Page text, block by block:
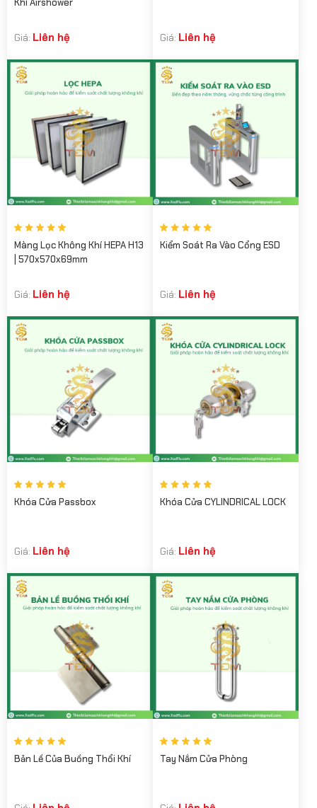
Khí Airshower
Giá: Liên hệ Giá: Liên hệ
Màng Lọc Không Khí HEPA H13
| 570x570x69mm
Giá: Liên hệ
Kiểm Soát Ra Vào Cổng ESD
Giá: Liên hệ
Khóa Cửa Passbox
Giá: Liên hệ
Khóa Cửa CYLINDRICAL LOCK
Giá: Liên hệ
Bản Lề Của Buồng Thổi Khí Tay Nắm Cửa Phòng